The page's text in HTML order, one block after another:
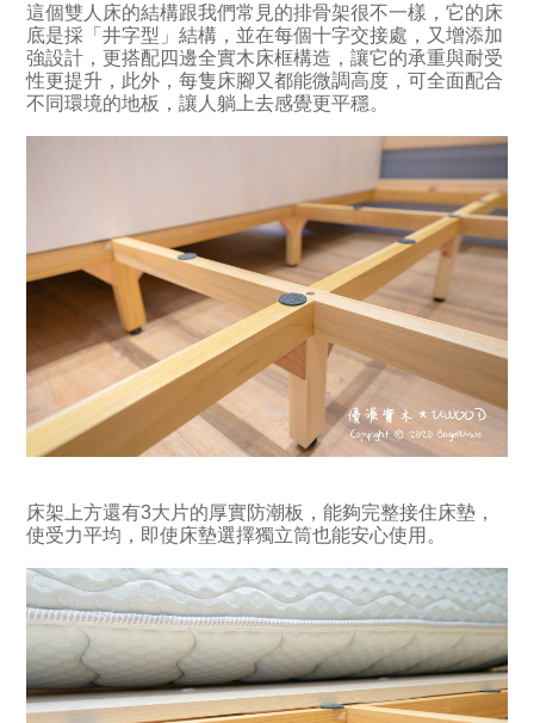
這個雙人床的結構跟我們常見的排骨架很不一樣，它的床
底是採「井字型」結構，並在每個十字交接處，又增添加
強設計，更搭配四邊全實木床框構造，讓它的承重與耐受
性更提升，此外，每隻床腳又都能微調高度，可全面配合
不同環境的地板，讓人躺上去感覺更平穩。
床架上方還有3大片的厚實防潮板，能夠完整接住床墊，
使受力平均，即使床墊選擇獨立筒也能安心使用。